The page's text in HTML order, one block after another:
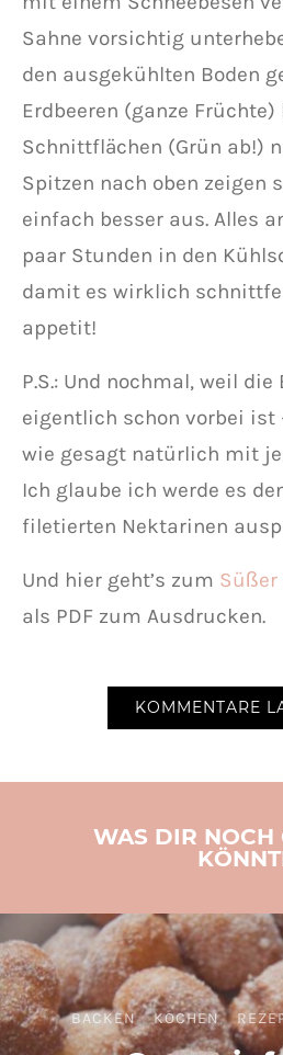
Sahne vorsichtig
den ausgekühlten Boden
Erdbeeren (ganze
Schnittflächen (Grün ab!)
Spitzen nach oben zeigen
einfach besser aus. Alles
paar Stunden in den
damit es wirklich
appetit!
P.S.: Und nochmal, weil
eigentlich schon vorbei ist
wie gesagt natürlich mit
Ich glaube ich werde es
filetierten Nektarinen
Und hier geht’s zum
als PDF zum Ausdrucken.
KOMMENTARE
WAS DIR NOCH
BACKEN KOCHEN